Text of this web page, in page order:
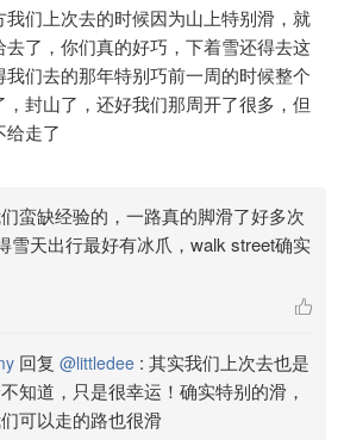
我们上次去的时候因为山上特别滑，就
去了，你们真的好巧，下着雪还得去这
们去的那年特别巧前一周的时候整个
，封山了，还好我们那周开了很多，但
给走了
蛮缺经验的，一路真的脚滑了好多次
雪天出行最好有冰爪，walk street确实
回复 @littledee : 其实我们上次去也是
知道，只是很幸运！确实特别的滑，
可以走的路也很滑